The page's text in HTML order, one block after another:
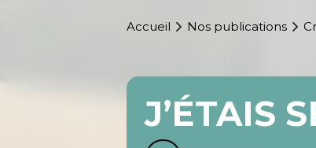
Accueil Nos publications
J’ÉTAIS